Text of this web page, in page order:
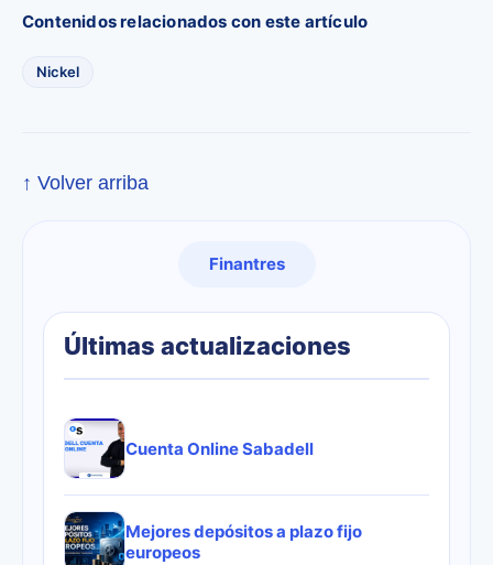
Contenidos relacionados con este artículo
Nickel
↑ Volver arriba
Finantres
Últimas actualizaciones
Cuenta Online Sabadell
Mejores depósitos a plazo fijo
europeos